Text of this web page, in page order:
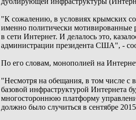
"К сожалению, в условиях крымских
именно политически
в сети Интернет. И делалось это,
администрации президента США", -
По его словам, монополией на
"Несмотря на обещания, в том числе
базовой инфраструктурой Интернета
многостороннюю платформу
должно было случиться в сентябре